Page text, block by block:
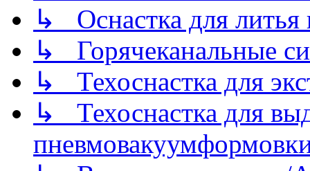
↳ Оснастка для литья
↳ Горячеканальные
↳ Техоснастка для
↳ Техоснастка для